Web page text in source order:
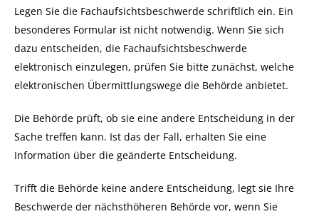
Legen Sie die Fachaufsichtsbeschwerde schriftlich ein. Ein
besonderes Formular ist nicht notwendig. Wenn Sie sich
dazu entscheiden, die Fachaufsichtsbeschwerde
elektronisch einzulegen, prüfen Sie bitte zunächst, welche
elektronischen Übermittlungswege die Behörde anbietet.
Die Behörde prüft, ob sie eine andere Entscheidung in der
Sache treffen kann. Ist das der Fall, erhalten Sie eine
Information über die geänderte Entscheidung.
Trifft die Behörde keine andere Entscheidung, legt sie Ihre
Beschwerde der nächsthöheren Behörde vor, wenn Sie